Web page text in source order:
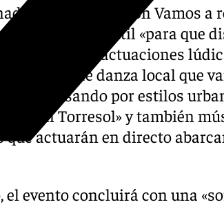
de la asociación Vamos a
animación infantil «para que
pequeños con actuaciones
grupos de danza local que
pasando por estilos
Torresol» y también
que actuarán en directo
el evento concluirá con una